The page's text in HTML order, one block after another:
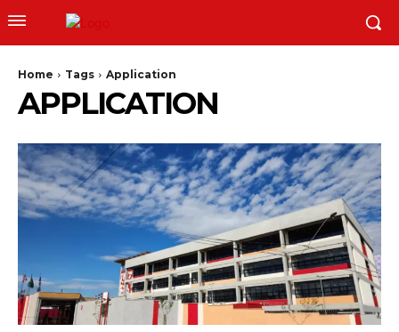
Home Tags Application
APPLICATION